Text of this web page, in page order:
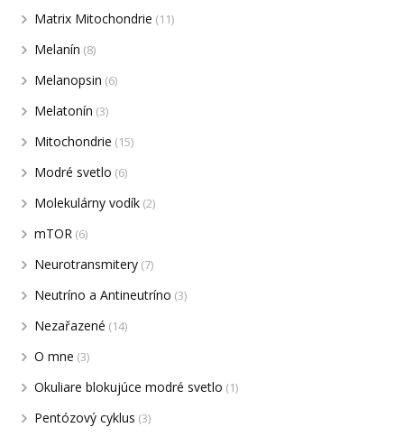
Matrix Mitochondrie (11)
Melanín (8)
Melanopsin (6)
Melatonín (3)
Mitochondrie (15)
Modré svetlo (6)
Molekulárny vodík (2)
mTOR (6)
Neurotransmitery (7)
Neutríno a Antineutríno (3)
Nezařazené (14)
O mne (3)
Okuliare blokujúce modré svetlo (1)
Pentózový cyklus (3)